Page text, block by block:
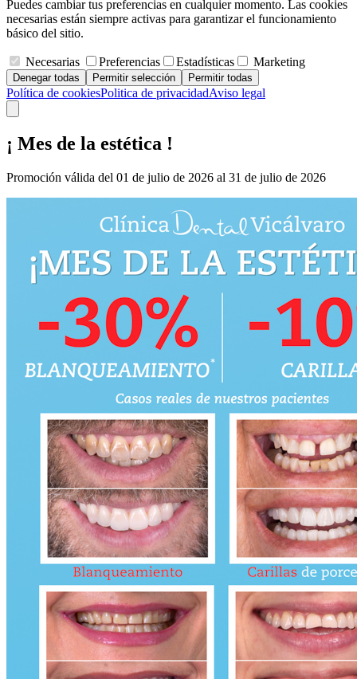
Puedes cambiar tus preferencias en cualquier momento. Las cookies
necesarias están siempre activas para garantizar el funcionamiento
básico del sitio.
Necesarias Preferencias Estadísticas Marketing
Denegar todas Permitir selección Permitir todas
Política de cookiesPolitica de privacidadAviso legal
¡ Mes de la estética !
Promoción válida del 01 de julio de 2026 al 31 de julio de 2026